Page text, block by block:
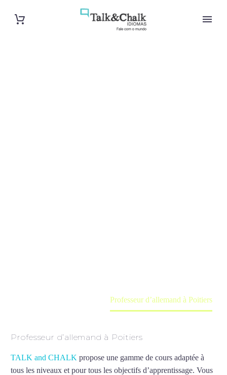
Professeur d’allemand à Poitiers
Professeur d’allemand à Poitiers
TALK and CHALK propose une gamme de cours adaptée à
tous les niveaux et pour tous les objectifs d’apprentissage. Vous